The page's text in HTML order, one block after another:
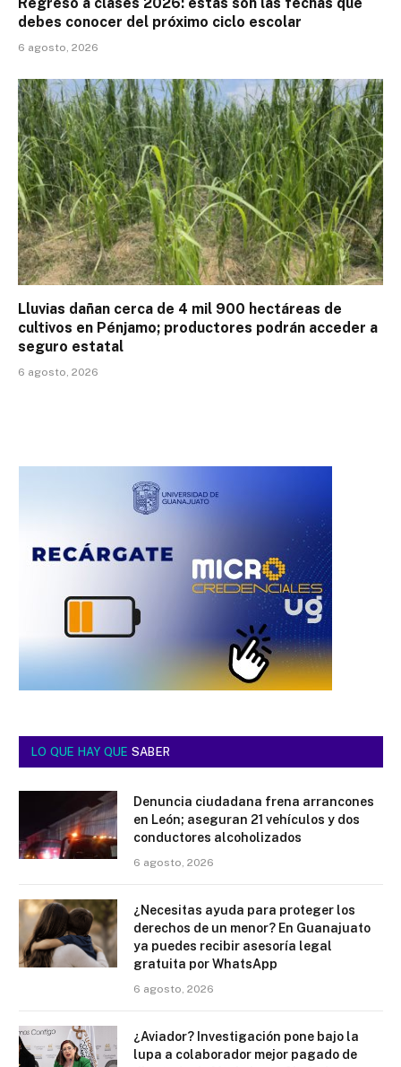
debes conocer del próximo ciclo escolar
6 agosto, 2026
Lluvias dañan cerca de 4 mil 900 hectáreas de
cultivos en Pénjamo; productores podrán acceder a
seguro estatal
6 agosto, 2026
LO QUE HAY QUE SABER
Denuncia ciudadana frena arrancones
en León; aseguran 21 vehículos y dos
conductores alcoholizados
6 agosto, 2026
¿Necesitas ayuda para proteger los
derechos de un menor? En Guanajuato
ya puedes recibir asesoría legal
gratuita por WhatsApp
6 agosto, 2026
¿Aviador? Investigación pone bajo la
lupa a colaborador mejor pagado de